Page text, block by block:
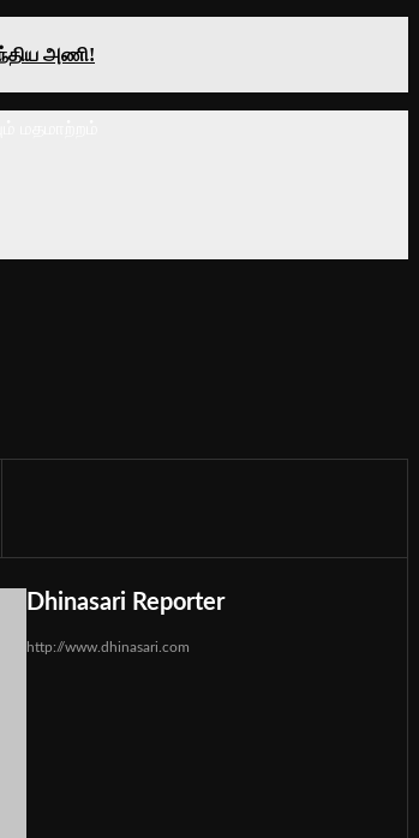
அணி!
Dhinasari Reporter
http://www.dhinasari.com